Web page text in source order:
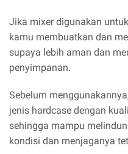
Jika mixer digunakan
kamu membuatkan dan
supaya lebih aman dan
penyimpanan.
Sebelum
jenis hardcase dengan
sehingga mampu
kondisi dan menjaganya